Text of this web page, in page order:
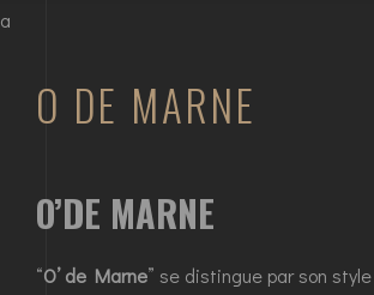
a
O DE MARNE
O’DE MARNE
“O’ de Marne” se distingue par son style